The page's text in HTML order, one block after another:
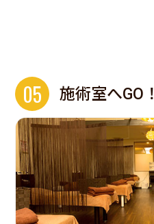
05 施術室へGO！